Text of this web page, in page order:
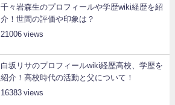
千々岩森生のプロフィールや学歴wiki経歴を紹
介！世間の評価や印象は？
21006
白坂リサのプロフィールwiki経歴高校、学歴を
紹介！高校時代の活動と父について！
16383